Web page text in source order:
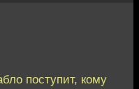
поступит, кому